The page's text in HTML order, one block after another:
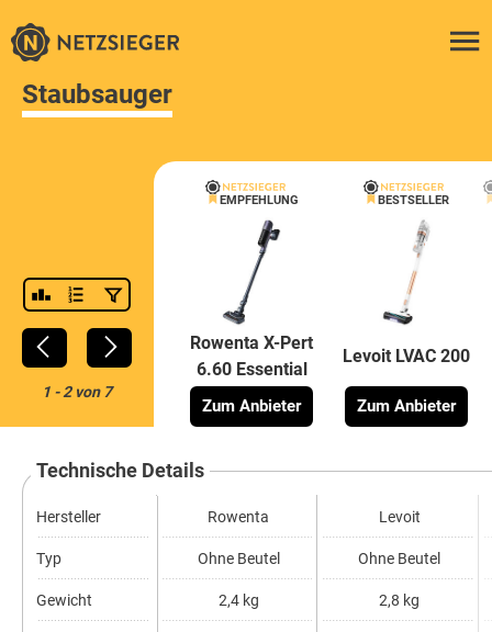
Staubsauger
1-2von 7
EMPFEHLUNG
Rowenta X-Pert
6.60 Essential
Zum Anbieter
BESTSELLER
Levoit LVAC 200
Zum Anbieter
Technische Details
Hersteller
Typ
Gewicht
Rowenta
Ohne Beutel
2,4 kg
Levoit
Ohne Beutel
2,8 kg